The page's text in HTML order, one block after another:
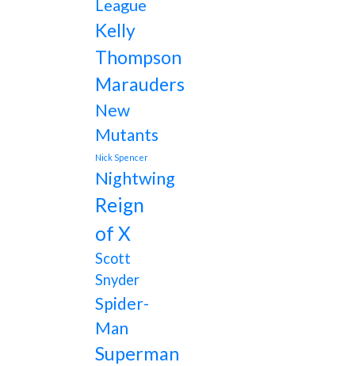
League
Kelly
Thompson
Marauders
New
Mutants
Nick Spencer
Nightwing
Reign
of X
Scott
Snyder
Spider-
Man
Superman